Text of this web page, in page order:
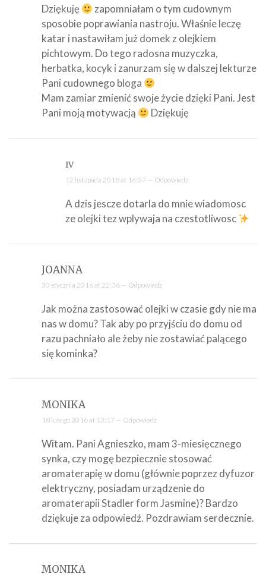
Dziękuję
zapomniałam o tym cudownym
sposobie poprawiania nastroju. Właśnie leczę
katar i nastawiłam już domek z olejkiem
pichtowym. Do tego radosna muzyczka,
herbatka, kocyk i zanurzam się w dalszej lekturze
Pani cudownego bloga
Mam zamiar zmienić swoje życie dzięki Pani. Jest
Pani moją motywacją
Dziękuję
IV
12 listopada 2018 at 16:07 — Odpowiedz
A dzis jescze dotarla do mnie wiadomosc
ze olejki tez wplywaja na czestotliwosc
JOANNA
30 stycznia 2016 at 22:36 — Odpowiedz
Jak można zastosować olejki w czasie gdy nie ma
nas w domu? Tak aby po przyjściu do domu od
razu pachniało ale żeby nie zostawiać palącego
się kominka?
MONIKA
18 lutego 2016 at 13:17 — Odpowiedz
Witam. Pani Agnieszko, mam 3-miesięcznego
synka, czy mogę bezpiecznie stosować
aromaterapię w domu (głównie poprzez dyfuzor
elektryczny, posiadam urządzenie do
aromaterapii Stadler form Jasmine)? Bardzo
dziękuje za odpowiedź. Pozdrawiam serdecznie.
MONIKA